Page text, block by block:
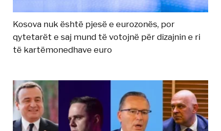
Kosova nuk është pjesë e eurozonës, por
qytetarët e saj mund të votojnë për dizajnin e ri
të kartëmonedhave euro